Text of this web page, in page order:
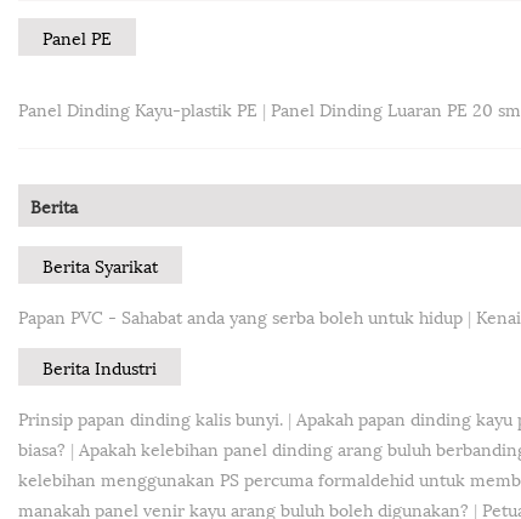
Panel PE
Panel Dinding Kayu-plastik PE | Panel Dinding Luaran PE 20 sm
Berita
Berita Syarikat
Papan PVC - Sahabat anda yang serba boleh untuk hidup |
Berita Industri
Prinsip papan dinding kalis bunyi. | Apakah papan dinding kayu
biasa? | Apakah kelebihan panel dinding arang buluh
kelebihan menggunakan PS percuma formaldehid untuk
manakah panel venir kayu arang buluh boleh digunakan? |